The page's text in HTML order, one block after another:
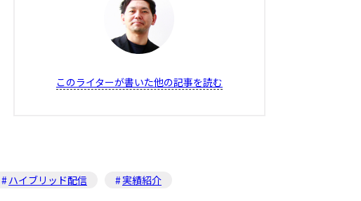
このライターが書いた他の記事を読む
ハイブリッド配信 実績紹介